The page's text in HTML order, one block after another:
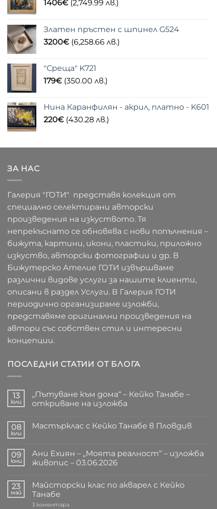
1406€ (2,749.99 лв.)
Златен пръстен с шпинел G524
3200€ (6,258.66 лв.)
"Среща" K721
179€ (350.00 лв.)
Нина Каранфилян - акрил, платно - K601
220€ (430.28 лв.)
ЗА НАС
Галерия "ГОТИ" представя колекция от
специално селектирани авторски
произведения на изкуството. Тя
непрекъснато се обновява с нови попълнения –
бижута, картини, икони, пластики, приложно
изкуство, авторски фотографии и др. В
Бижутерско Ателие ГОТИ извършваме
различни видове услуги за нашите клиенти,
описани в раздел Услуги. В Галерия ГОТИ
периодично организираме изложби,
представяме оригинални произведения на
автори със собствен стил и интересни
концепции.
ПОСЛЕДНИ СТАТИИ ОТ БЛОГА
13
юли
„Пътуване към дома“ – Кейко Танабе –
откриване на изложба
за
„Пътуване
Кейко
Танабе
на
изложба
08
юли
Мастърклас с Кейко Танабе в Пловдив
Мастърклас
с
Кейко
Пловдив
09
юни
Ани Ехиян – „Моята реалност“ – изложба
живопис – 03.06.2026
за
Ани
Ехиян
–
23
май
Майсторски клас по акварел с Кейко
Танабе
3 коментараза